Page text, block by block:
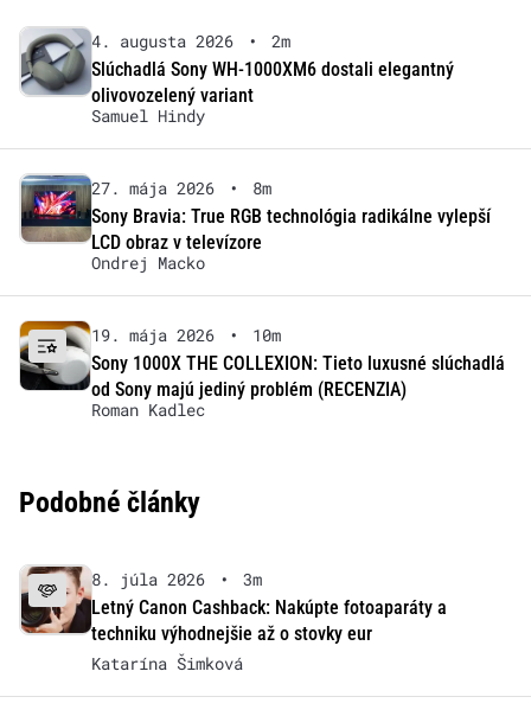
4. augusta 2026 •
2m
Slúchadlá Sony WH-1000XM6 dostali elegantný
olivovozelený variant
Samuel Hindy
27. mája 2026 •
8m
Sony Bravia: True RGB technológia radikálne vylepší
LCD obraz v televízore
Ondrej Macko
19. mája 2026 •
10m
Sony 1000X THE COLLEXION: Tieto luxusné slúchadlá
od Sony majú jediný problém (RECENZIA)
Roman Kadlec
Podobné články
8. júla 2026 •
3m
Letný Canon Cashback: Nakúpte fotoaparáty a
techniku výhodnejšie až o stovky eur
Katarína Šimková